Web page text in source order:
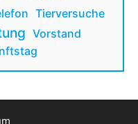
Tierversuche
Vorstand